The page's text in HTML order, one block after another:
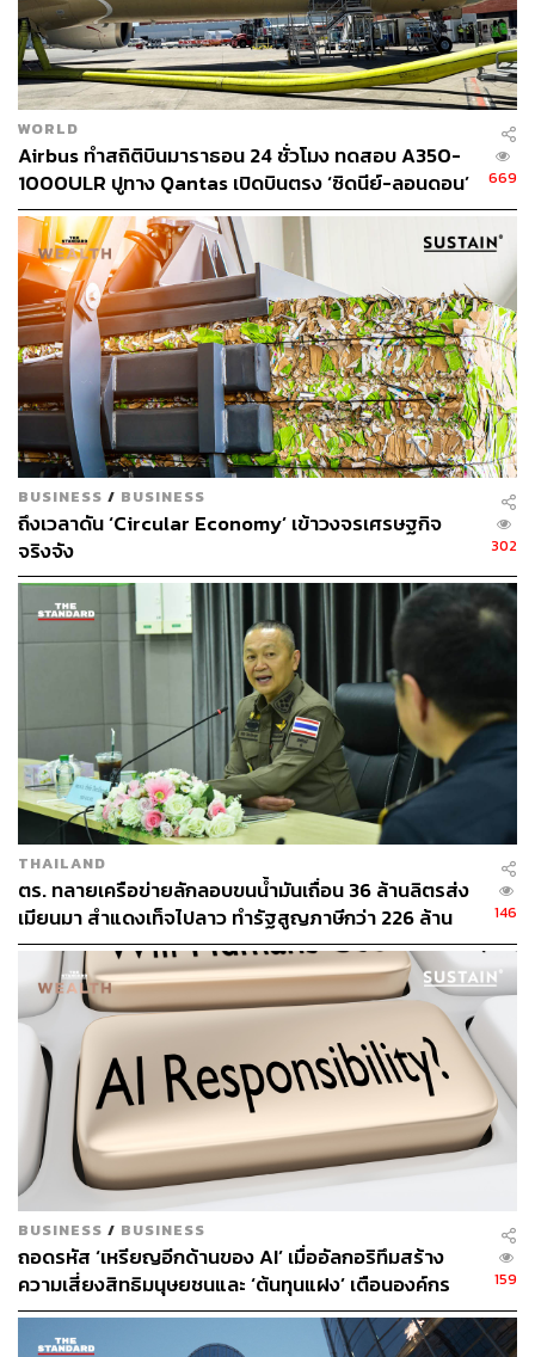
รัฐบาลสหราชอาณาจักรได้มอบเงินจำนวน 1.2 ล้านดอลลาร์
ให้กับ Virgin Atlantic ในเดือนธันวาคมปีที่แล้ว เพื่อสนับสนุน
อุตสาหกรรมในการบรรลุเที่ยวบินข้ามมหาสมุทรแอตแลนติก
ลำแรกที่ขับเคลื่อนโดย SAF
Shai Weiss ซีอีโอของ Virgin Atlantic กล่าวว่า การมาถึงจุด
นี้ได้ “ได้รับความร่วมมือที่รุนแรงระหว่างพันธมิตรและ
รัฐบาลของอังกฤษ” ก่อนย้ำว่าสายการบินมุ่งมั่นที่จะใช้ SAF
ให้ได้ 10% ภายในปี 2030 พร้อมเรียกร้องให้รัฐบาลช่วยสร้าง
อุตสาหกรรม SAF ในสหราชอาณาจักร
อ้างอิง:
https://www.channelnewsasia.com/business/uk-perm
its-world-first-flight-powered-sustainable-fuels-39013
76
สามารถติดตาม THE STANDARD WEALTH
ผ่านแอปพลิเคชันต่างๆ ที่คุณสะดวกหรือใช้งานอยู่แล้วได้เลย
TAGS: Sustain
Sustain Financing
Sustainable Aviation Fuels (SAF)
Virgin Atlantic
เครื่องบิน น้ำมันเครื่องบิน
155
ABOUT THE AUTHOR
THE STANDARD WEALTH
สำนักข่าวเศรษฐกิจ ธุรกิจ และการลงทุน โดย
ทีมข่าว THE STANDARD
WORLD
Airbus ทำสถิติบินมาราธอน 24 ชั่วโมง ทดสอบ A350-
1000ULR ปูทาง Qantas เปิดบินตรง ‘ซิดนีย์-ลอนดอน’
ปี 2027
669
BUSINESS / BUSINESS
ถึงเวลาดัน ‘Circular Economy’ เข้าวงจรเศรษฐกิจ
จริงจัง
302
THAILAND
ตร. ทลายเครือข่ายลักลอบขนน้ำมันเถื่อน 36 ล้านลิตรส่ง
เมียนมา สำแดงเท็จไปลาว ทำรัฐสูญภาษีกว่า 226 ล้าน
146
BUSINESS / BUSINESS
ถอดรหัส ‘เหรียญอีกด้านของ AI’ เมื่ออัลกอริทึมสร้าง
ความเสี่ยงสิทธิมนุษยชนและ ‘ต้นทุนแฝง’ เตือนองค์กร
ระวังกับดักอคติเชิงระบบ ก่อนกระทบมูลค่าแบรนด์ระยะ
ยาว
159